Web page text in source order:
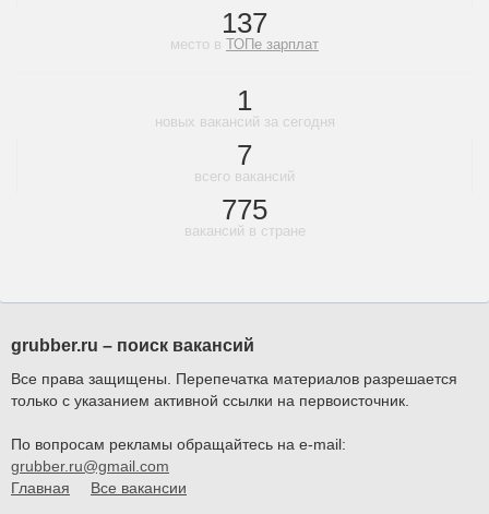
137
место в ТОПе зарплат
1
новых вакансий за сегодня
7
всего вакансий
775
вакансий в стране
grubber.ru – поиск вакансий
Все права защищены. Перепечатка материалов разрешается
только с указанием активной ссылки на первоисточник.
По вопросам рекламы обращайтесь на e-mail:
grubber.ru@gmail.com
Главная
Все вакансии